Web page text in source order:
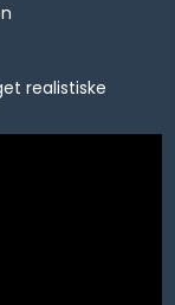
realistiske